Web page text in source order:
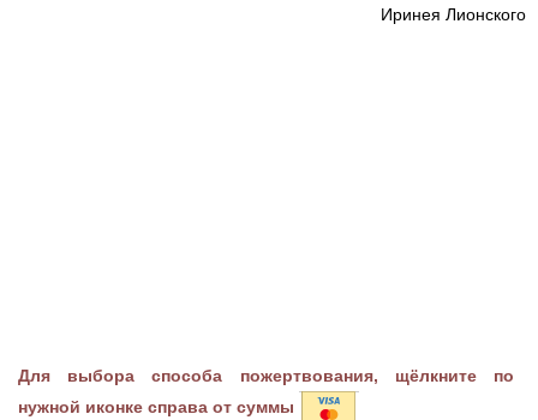
Иринея Лионского
Для выбора способа пожертвования, щёлкните по
нужной иконке справа от суммы